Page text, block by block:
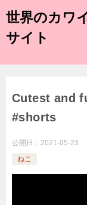
世界のカワ
サイト
Cutest and
#shorts
公開日： 2021-05-23
ねこ